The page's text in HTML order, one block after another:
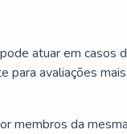
atuar em casos
para avaliações
membros da